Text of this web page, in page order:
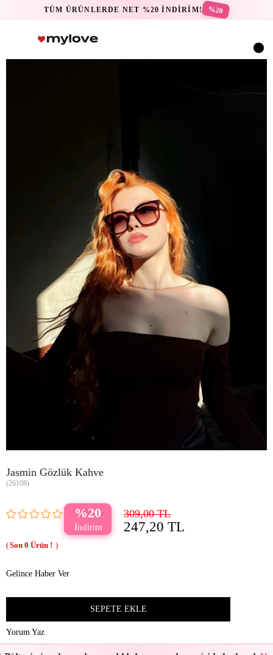
TÜM ÜRÜNLERDE NET %20 İNDİRİM! %20
Jasmin Gözlük Kahve
(26108)
20 309,00 TL
247,20 TL
0
Gelince Haber Ver
Yorum Yaz